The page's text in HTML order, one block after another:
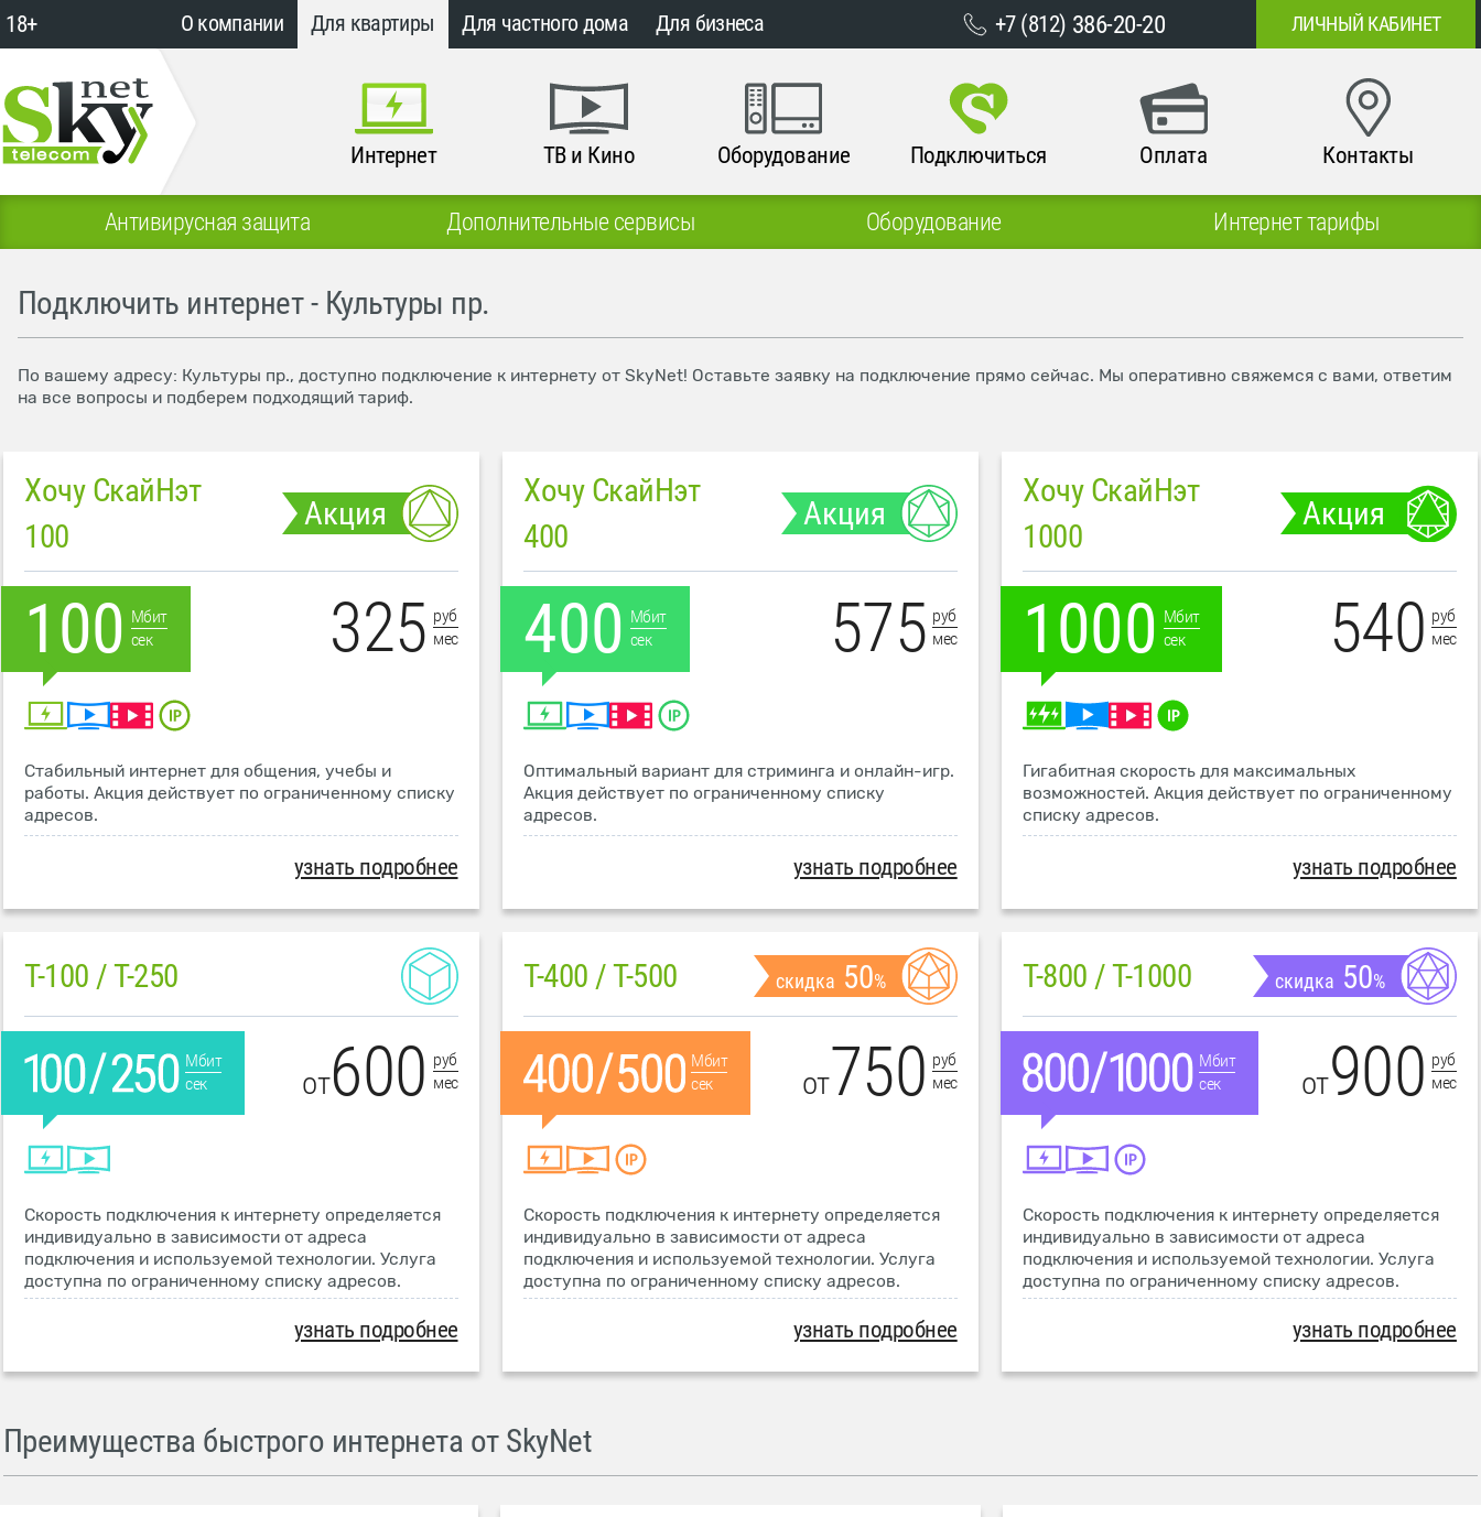
18+ О компании Для квартиры Для частного дома Для бизнеса +7 (812) 386-20-20 ЛИЧНЫЙ КАБИНЕТ
Интернет ТВ и Кино Оборудование Подключиться Оплата Контакты
Антивирусная защита Дополнительные сервисы Оборудование Интернет тарифы
Подключить интернет - Культуры пр.
По вашему адресу: Культуры пр., доступно подключение к интернету от SkyNet! Оставьте заявку на подключение прямо сейчас. Мы оперативно свяжемся с вами, ответим
на все вопросы и подберем подходящий тариф.
Хочу СкайНэт
100
Акция
100 Мбит
сек
325 руб
мес
Стабильный интернет для общения, учебы и
работы. Акция действует по ограниченному списку
адресов.
узнать подробнее
Хочу СкайНэт
400
Акция
400 Мбит
сек
575 руб
мес
Оптимальный вариант для стриминга и онлайн-игр.
Акция действует по ограниченному списку
адресов.
узнать подробнее
Хочу СкайНэт
1000
Акция
1000 Мбит
сек
540 руб
мес
Гигабитная скорость для максимальных
возможностей. Акция действует по ограниченному
списку адресов.
узнать подробнее
T-100 / T-250
Мбит
сек
от600 руб
мес
Скорость подключения к интернету определяется
индивидуально в зависимости от адреса
подключения и используемой технологии. Услуга
доступна по ограниченному списку адресов.
узнать подробнее
T-400 / T-500 скидка 50%
Мбит
сек
от750 руб
мес
Скорость подключения к интернету определяется
индивидуально в зависимости от адреса
подключения и используемой технологии. Услуга
доступна по ограниченному списку адресов.
узнать подробнее
T-800 / T-1000 скидка 50%
Мбит
сек
от900 руб
мес
Скорость подключения к интернету определяется
индивидуально в зависимости от адреса
подключения и используемой технологии. Услуга
доступна по ограниченному списку адресов.
узнать подробнее
Преимущества быстрого интернета от SkyNet